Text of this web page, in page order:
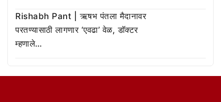
Rishabh Pant | ऋषभ पंतला मैदानावर
परतण्यासाठी लागणार ‘एवढा’ वेळ, डॉक्टर
म्हणाले…